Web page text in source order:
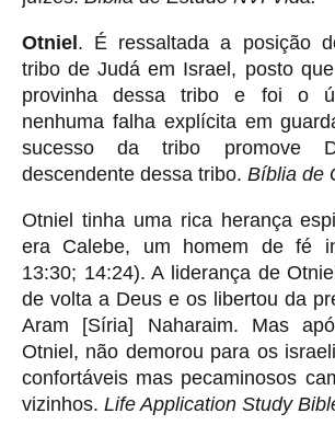
Otniel . É ressaltada a posição
tribo de Judá em Israel, posto
provinha dessa tribo e foi o
nenhuma falha explícita em
sucesso da tribo promove
descendente dessa tribo. Bíblia de
Otniel tinha uma rica herança
era Calebe, um homem de fé
13:30; 14:24). A liderança de
de volta a Deus e os libertou da
Aram [Síria] Naharaim. Mas
Otniel, não demorou para os
confortáveis mas pecaminosos
vizinhos. Life Application Study